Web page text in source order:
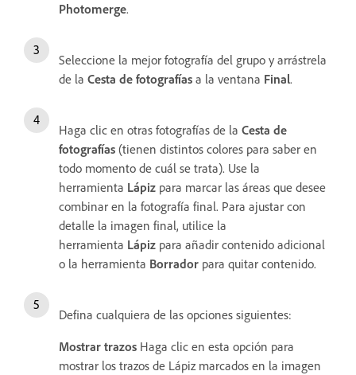
Photomerge.
Seleccione la mejor fotografía del grupo y arrástrela
de la Cesta de fotografías a la ventana Final.
Haga clic en otras fotografías de la Cesta de
fotografías (tienen distintos colores para saber en
todo momento de cuál se trata). Use la
herramienta Lápiz para marcar las áreas que desee
combinar en la fotografía final. Para ajustar con
detalle la imagen final, utilice la
herramienta Lápiz para añadir contenido adicional
o la herramienta Borrador para quitar contenido.
Defina cualquiera de las opciones siguientes:
Mostrar trazos Haga clic en esta opción para
mostrar los trazos de Lápiz marcados en la imagen